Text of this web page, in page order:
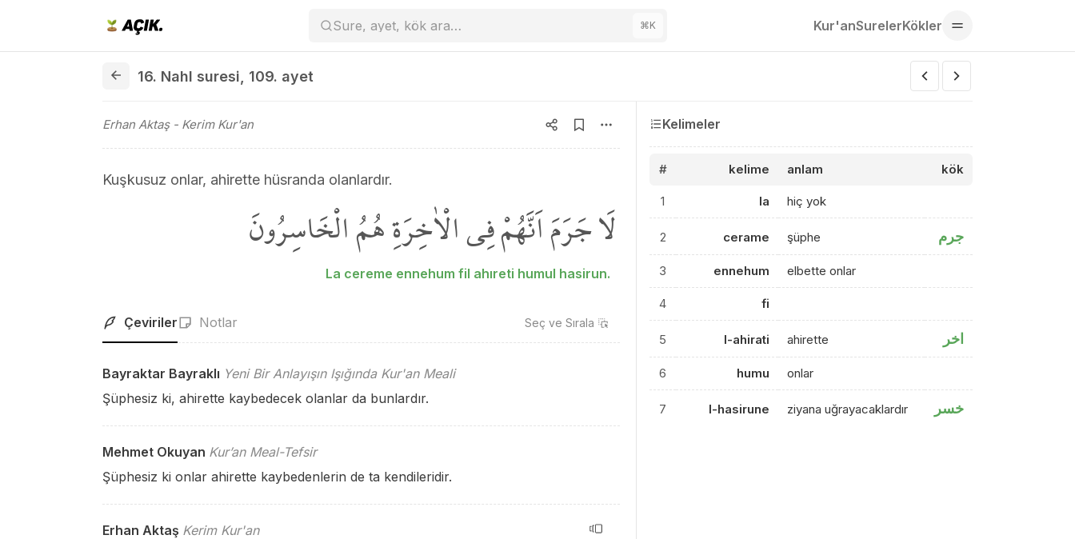
Sure, ayet, kök ara… ⌘K Kur'anSurelerKökler
16. Nahl suresi 109. ayet
Erhan Aktaş- Kerim Kur'an
Kuşkusuz onlar, ahirette hüsranda olanlardır.
لَا جَرَمَ اَنَّهُمْ فِي الْاٰخِرَةِ هُمُ الْخَاسِرُونَ
La cereme ennehum fil ahıreti humul hasirun.
Çeviriler Notlar Seç ve Sırala
Bayraktar Bayraklı Yeni Bir Anlayışın Işığında Kur'an Meali
Şüphesiz ki, ahirette kaybedecek olanlar da bunlardır.
Mehmet Okuyan Kur’an Meal-Tefsir
Şüphesiz ki onlar ahirette kaybedenlerin de ta kendileridir.
Erhan Aktaş Kerim Kur'an
Kelimeler
# kelime anlam kök
1 la hiç yok
2 cerame şüphe جرم
3 ennehum elbette onlar
4 fi
5 l-ahirati ahirette اخر
6 humu onlar
7 l-hasirune ziyana uğrayacaklardır خسر